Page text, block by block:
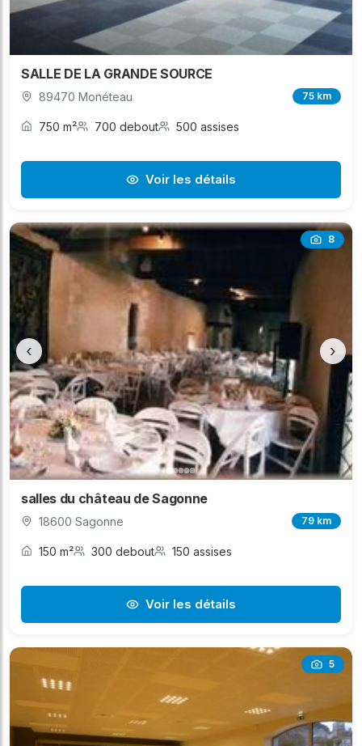
SALLE DE LA GRANDE SOURCE
89470 Monéteau 75 km
750 m² 700 debout 500 assises
Voir les détails
8
‹ ›
salles du château de Sagonne
18600 Sagonne 79 km
150 m² 300 debout 150 assises
Voir les détails
5